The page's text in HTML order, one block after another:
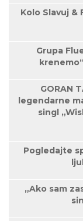
Kolo Slavuj &
Grupa
GORAN
legendarne
singl
Pogledajte
„Ako sam